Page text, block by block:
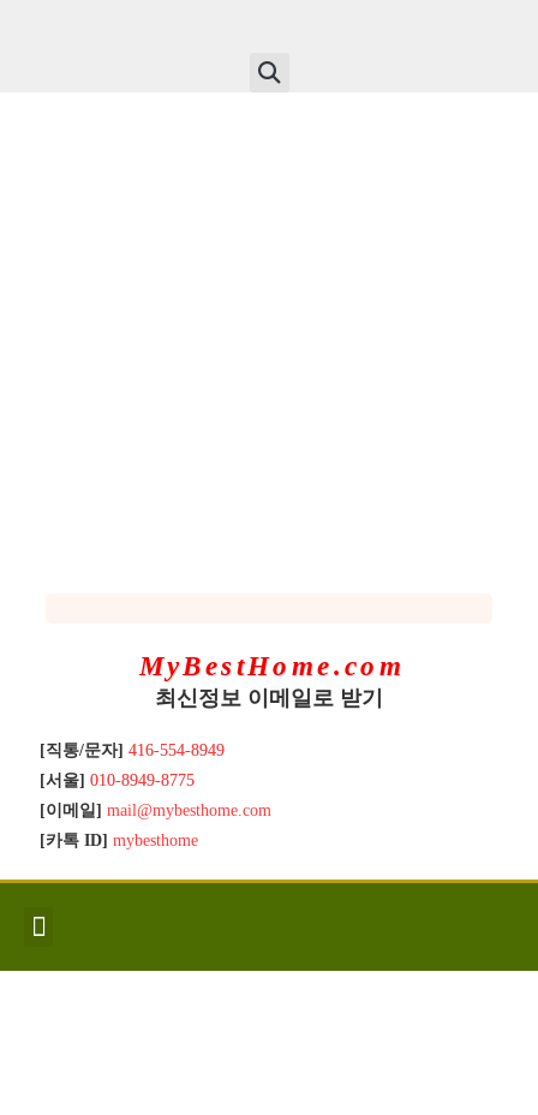
MyBestHome.com
최신정보 이메일로 받기
[직통/문자] 416-554-8949
[서울] 010-8949-8775
[이메일] mail@mybesthome.com
[카톡 ID] mybesthome